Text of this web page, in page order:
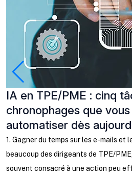
IA en TPE/PME : cinq
chronophages que
automatiser dès
1. Gagner du temps sur les e-mails et
beaucoup des dirigeants de TPE/
souvent consacré à une action peu